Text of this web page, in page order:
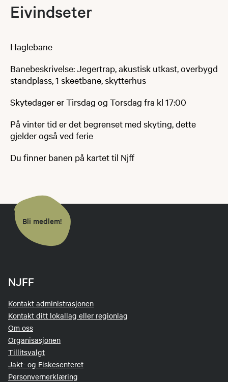
Eivind​seter
Haglebane
Banebeskrivelse: Jegertrap, akustisk utkast, overbygd
standplass, 1 skeetbane, skytterhus​
Skytedager er Tirsdag og Torsdag fra kl 17:00
På vinter tid er det begrenset med skyting, dette
gjelder også ved ferie
Du finner banen på kartet til Njff
Bli medlem!
NJFF
Kontakt administrasjonen
Kontakt ditt lokallag eller regionlag
Om oss
Organisasjonen
Tillitsvalgt
Jakt- og Fiskesenteret
Personvernerklæring